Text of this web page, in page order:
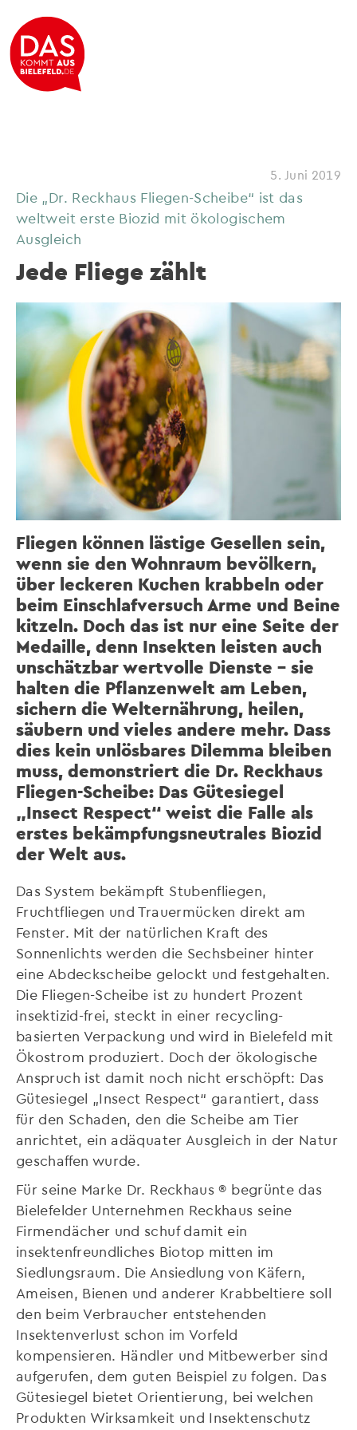
5. Juni 2019
Die „Dr. Reckhaus Fliegen-Scheibe“ ist das
weltweit erste Biozid mit ökologischem
Ausgleich
Jede Fliege zählt
Fliegen können lästige Gesellen sein,
wenn sie den Wohnraum bevölkern,
über leckeren Kuchen krabbeln oder
beim Einschlafversuch Arme und Beine
kitzeln. Doch das ist nur eine Seite der
Medaille, denn Insekten leisten auch
unschätzbar wertvolle Dienste – sie
halten die Pflanzenwelt am Leben,
sichern die Welternährung, heilen,
säubern und vieles andere mehr. Dass
dies kein unlösbares Dilemma bleiben
muss, demonstriert die Dr. Reckhaus
Fliegen-Scheibe: Das Gütesiegel
„Insect Respect“ weist die Falle als
erstes bekämpfungsneutrales Biozid
der Welt aus.
Das System bekämpft Stubenfliegen,
Fruchtfliegen und Trauermücken direkt am
Fenster. Mit der natürlichen Kraft des
Sonnenlichts werden die Sechsbeiner hinter
eine Abdeckscheibe gelockt und festgehalten.
Die Fliegen-Scheibe ist zu hundert Prozent
insektizid-frei, steckt in einer recycling-
basierten Verpackung und wird in Bielefeld mit
Ökostrom produziert. Doch der ökologische
Anspruch ist damit noch nicht erschöpft: Das
Gütesiegel „Insect Respect“ garantiert, dass
für den Schaden, den die Scheibe am Tier
anrichtet, ein adäquater Ausgleich in der Natur
geschaffen wurde.
Für seine Marke Dr. Reckhaus ® begrünte das
Bielefelder Unternehmen Reckhaus seine
Firmendächer und schuf damit ein
insektenfreundliches Biotop mitten im
Siedlungsraum. Die Ansiedlung von Käfern,
Ameisen, Bienen und anderer Krabbeltiere soll
den beim Verbraucher entstehenden
Insektenverlust schon im Vorfeld
kompensieren. Händler und Mitbewerber sind
aufgerufen, dem guten Beispiel zu folgen. Das
Gütesiegel bietet Orientierung, bei welchen
Produkten Wirksamkeit und Insektenschutz